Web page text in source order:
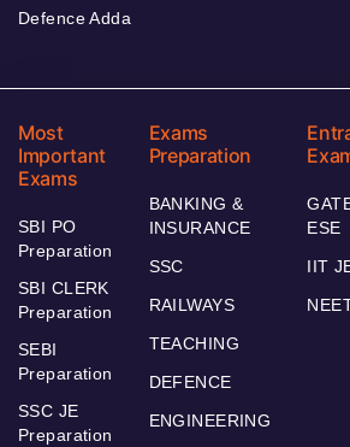
Defence Adda
Most
Important
Exams
SBI PO
Preparation
SBI CLERK
Preparation
SEBI
Preparation
SSC JE
Preparation
Exams
Preparation
BANKING &
INSURANCE
SSC
RAILWAYS
TEACHING
DEFENCE
ENGINEERING
ESE
IIT